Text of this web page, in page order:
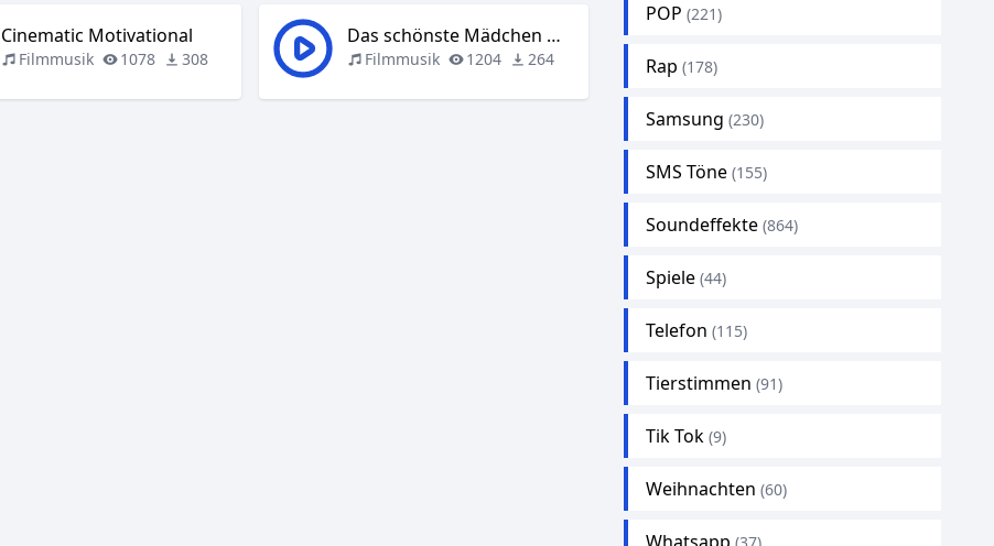
Cinematic Motivational
Filmmusik 1078 308
Das schönste Mädchen der Welt
Filmmusik 1204 264
POP (221)
Rap (178)
Samsung (230)
SMS Töne (155)
Soundeffekte (864)
Spiele (44)
Telefon (115)
Tierstimmen (91)
Tik Tok (9)
Weihnachten (60)